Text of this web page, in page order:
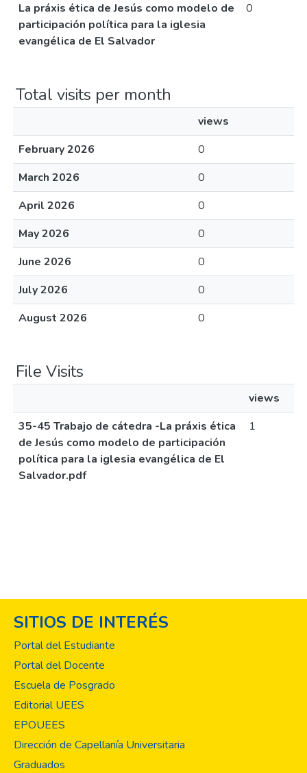
La práxis ética de Jesús como modelo de
participación política para la iglesia
evangélica de El Salvador
0
Total visits per month
views
February 2026
0
March 2026
0
April 2026
0
May 2026
0
June 2026
0
July 2026
0
August 2026
0
File Visits
views
35-45 Trabajo de cátedra -La práxis ética
de Jesús como modelo de participación
política para la iglesia evangélica de El
Salvador.pdf
1
SITIOS DE INTERÉS
Portal del Estudiante
Portal del Docente
Escuela de Posgrado
Editorial UEES
EPOUEES
Dirección de Capellanía Universitaria
Graduados